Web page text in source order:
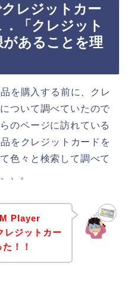
レジットカー
．「クレジット
があることを理
を購入する前に、クレ
ついて調べていたので
のページに訪れている
をクレジットカードを
色々と検索して調べて
、。
Player
レジットカー
！！